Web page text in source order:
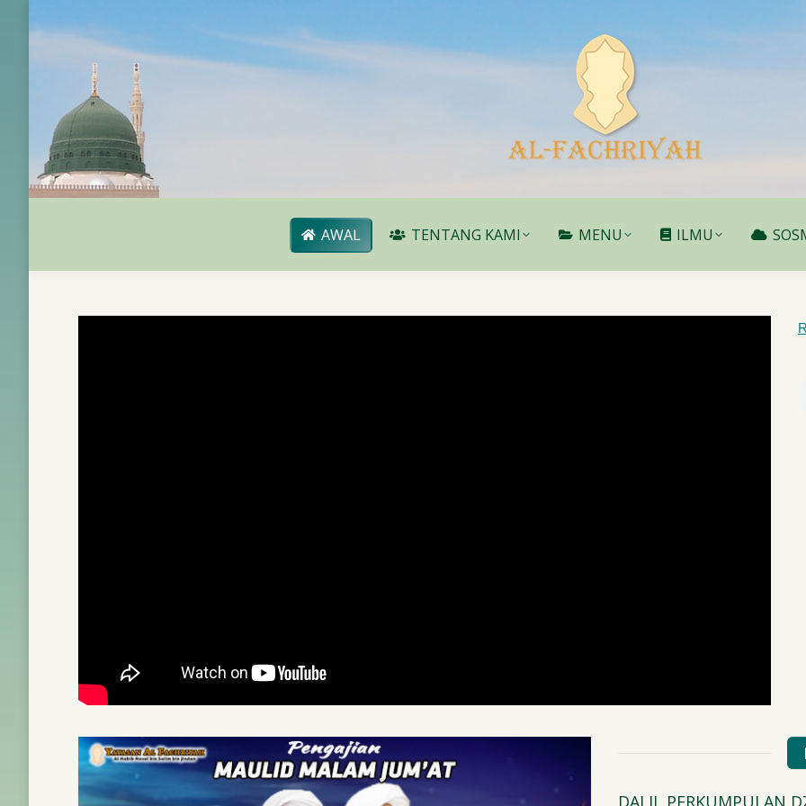
AWAL TENTANG KAMI MENU ILMU
PENERIMAAN SANTRI BARU
HUKUM FIQH UDH
DALIL PERKUMPULAN
AWAL TENTANG KAMI MENU